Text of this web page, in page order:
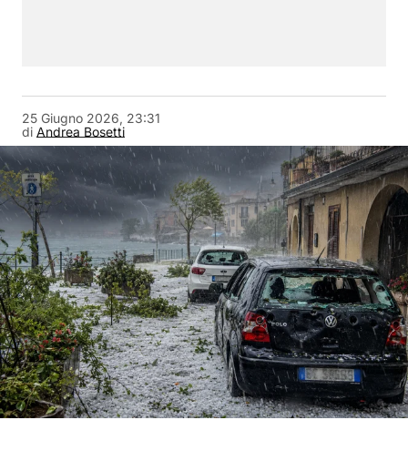
di Andrea Bosetti
25 Giugno 2026, 23:31